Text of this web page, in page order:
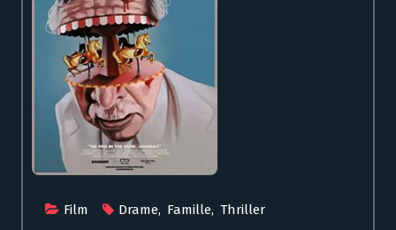
Film Drame, Famille, Thriller